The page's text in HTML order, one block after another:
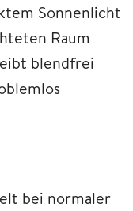
Sonnenlicht
Raum
blendfrei
bei normaler